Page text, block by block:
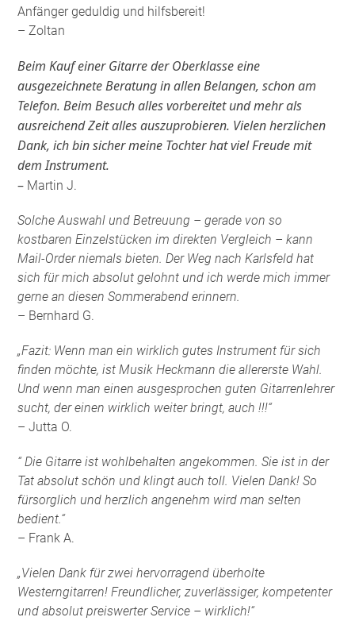
Anfänger geduldig und hilfsbereit!
– Zoltan
Beim Kauf einer Gitarre der Oberklasse eine
ausgezeichnete Beratung in allen Belangen, schon am
Telefon. Beim Besuch alles vorbereitet und mehr als
ausreichend Zeit alles auszuprobieren. Vielen herzlichen
Dank, ich bin sicher meine Tochter hat viel Freude mit
dem Instrument.
– Martin J.
Solche Auswahl und Betreuung – gerade von so
kostbaren Einzelstücken im direkten Vergleich – kann
Mail-Order niemals bieten. Der Weg nach Karlsfeld hat
sich für mich absolut gelohnt und ich werde mich immer
gerne an diesen Sommerabend erinnern.
– Bernhard G.
„Fazit: Wenn man ein wirklich gutes Instrument für sich
finden möchte, ist Musik Heckmann die allererste Wahl.
Und wenn man einen ausgesprochen guten Gitarrenlehrer
sucht, der einen wirklich weiter bringt, auch !!!“
– Jutta O.
“ Die Gitarre ist wohlbehalten angekommen. Sie ist in der
Tat absolut schön und klingt auch toll. Vielen Dank! So
fürsorglich und herzlich angenehm wird man selten
bedient.“
– Frank A.
„Vielen Dank für zwei hervorragend überholte
Westerngitarren! Freundlicher, zuverlässiger, kompetenter
und absolut preiswerter Service – wirklich!“